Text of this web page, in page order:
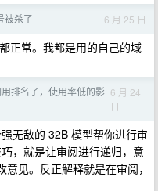
被杀了 6 月 25 日
正常。我都是用的自己的域
排名了，使用率低的影 6 月 24
日
无敌的 32B 模型帮你进行审
，就是让审阅进行递归，意
见。反正解释就是在审阅，